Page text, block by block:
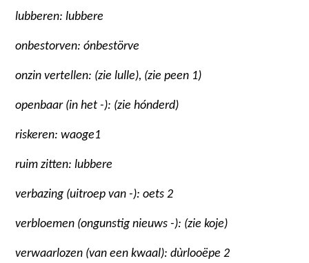
lubberen: lubbere
onbestorven: ónbestörve
onzin vertellen: (zie lulle), (zie peen 1)
openbaar (in het -): (zie hónderd)
riskeren: waoge1
ruim zitten: lubbere
verbazing (uitroep van -): oets 2
verbloemen (ongunstig nieuws -): (zie koje)
verwaarlozen (van een kwaal): dùrlooëpe 2